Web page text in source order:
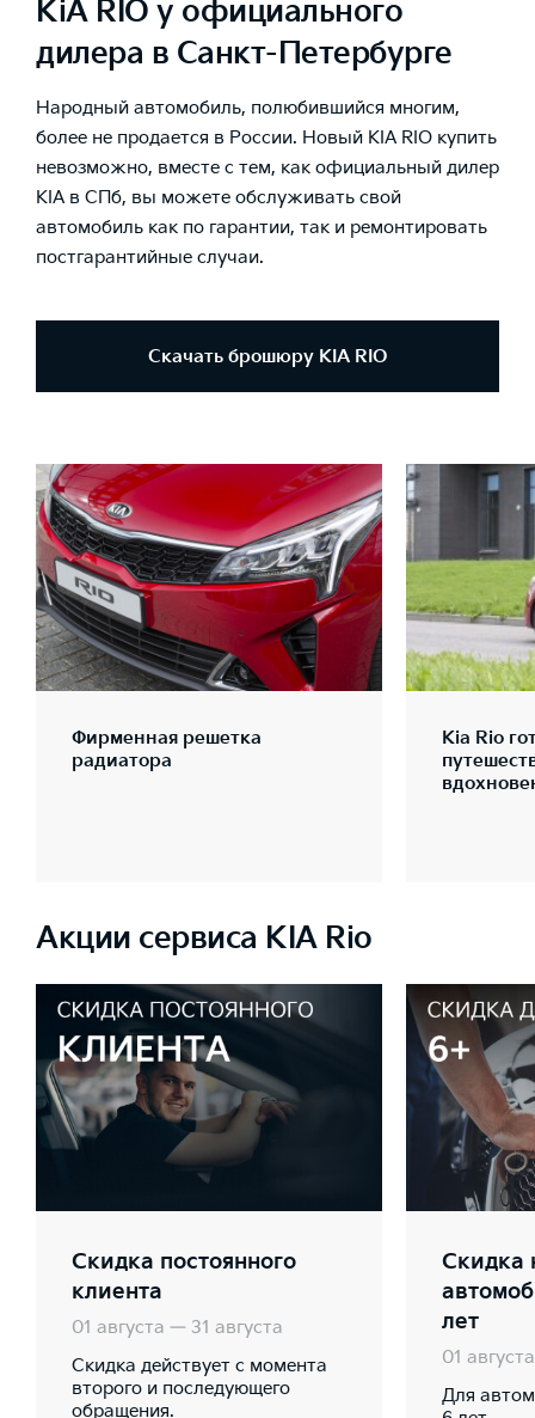
KiA RIO у официального
дилера в Санкт-Петербурге
Народный автомобиль, полюбившийся многим,
более не продается в России. Новый KIA RIO купить
невозможно, вместе с тем, как официальный дилер
KIA в СПб, вы можете обслуживать свой
автомобиль как по гарантии, так и ремонтировать
постгарантийные случаи.
Скачать брошюру KIA RIO
Фирменная решетка
радиатора
Kia Rio
Акции сервиса KIA Rio
Скидка постоянного
клиента
01 августа — 31 августа
Скидка действует с момента
второго и последующего
обращения.
Скидка
лет
01
Для